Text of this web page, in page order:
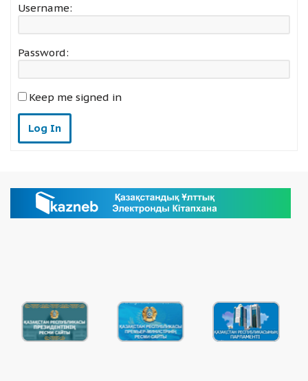
Username:
Password:
Keep me signed in
Log In